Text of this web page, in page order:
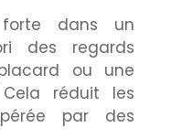
dans un
des regards
ou une
réduit les
par des